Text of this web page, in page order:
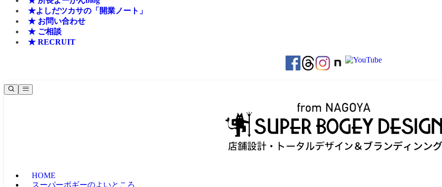
★よしだツカサの「開業ノート」
★ お問い合わせ
★ ご相談
★ RECRUIT
HOME
スーパーボギーのよいところ